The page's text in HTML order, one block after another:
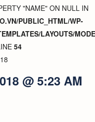
"NAME" ON NULL IN
PUBLIC_HTML/WP-
LAYOUTS/
54
@ 5:23 AM